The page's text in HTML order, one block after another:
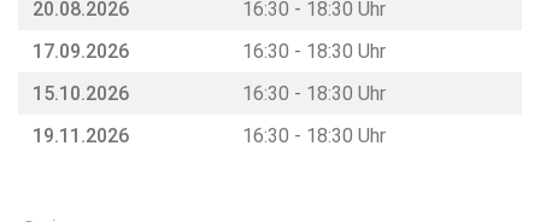
20.08.2026
16:30 - 18:30 Uhr
17.09.2026
16:30 - 18:30 Uhr
15.10.2026
16:30 - 18:30 Uhr
19.11.2026
16:30 - 18:30 Uhr